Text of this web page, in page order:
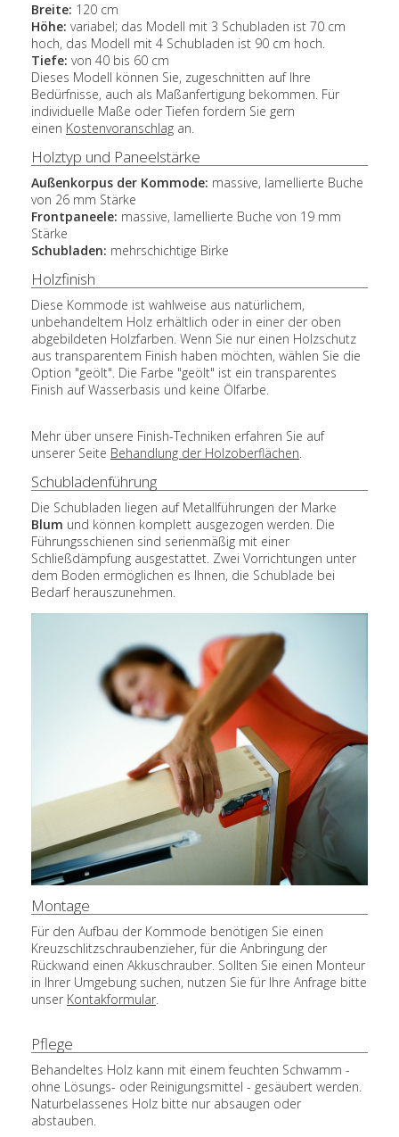
Breite: 120 cm
Höhe: variabel; das Modell mit 3 Schubladen ist 70 cm
hoch, das Modell mit 4 Schubladen ist 90 cm hoch.
Tiefe: von 40 bis 60 cm
Dieses Modell können Sie, zugeschnitten auf Ihre
Bedürfnisse, auch als Maßanfertigung bekommen. Für
individuelle Maße oder Tiefen fordern Sie gern
einen Kostenvoranschlag an.
Holztyp und Paneelstärke
Außenkorpus der Kommode: massive, lamellierte Buche
von 26 mm Stärke
Frontpaneele: massive, lamellierte Buche von 19 mm
Stärke
Schubladen: mehrschichtige Birke
Holzfinish
Diese Kommode ist wahlweise aus natürlichem,
unbehandeltem Holz erhältlich oder in einer der oben
abgebildeten Holzfarben. Wenn Sie nur einen Holzschutz
aus transparentem Finish haben möchten, wählen Sie die
Option "geölt". Die Farbe "geölt" ist ein transparentes
Finish auf Wasserbasis und keine Ölfarbe.
Mehr über unsere Finish-Techniken erfahren Sie auf
unserer Seite Behandlung der Holzoberflächen.
Schubladenführung
Die Schubladen liegen auf Metallführungen der Marke
Blum und können komplett ausgezogen werden. Die
Führungsschienen sind serienmäßig mit einer
Schließdämpfung ausgestattet. Zwei Vorrichtungen unter
dem Boden ermöglichen es Ihnen, die Schublade bei
Bedarf herauszunehmen.
Montage
Für den Aufbau der Kommode benötigen Sie einen
Kreuzschlitzschraubenzieher, für die Anbringung der
Rückwand einen Akkuschrauber. Sollten Sie einen Monteur
in Ihrer Umgebung suchen, nutzen Sie für Ihre Anfrage bitte
unser Kontakformular.
Pflege
Behandeltes Holz kann mit einem feuchten Schwamm -
ohne Lösungs- oder Reinigungsmittel - gesäubert werden.
Naturbelassenes Holz bitte nur absaugen oder
abstauben.